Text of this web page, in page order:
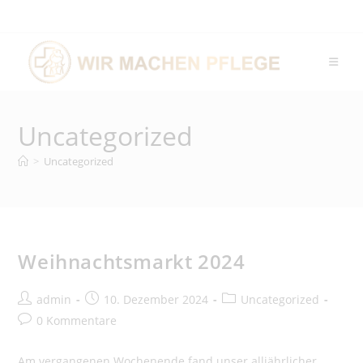
Uncategorized
> Uncategorized
Weihnachtsmarkt 2024
admin 10. Dezember 2024
Uncategorized
0 Kommentare